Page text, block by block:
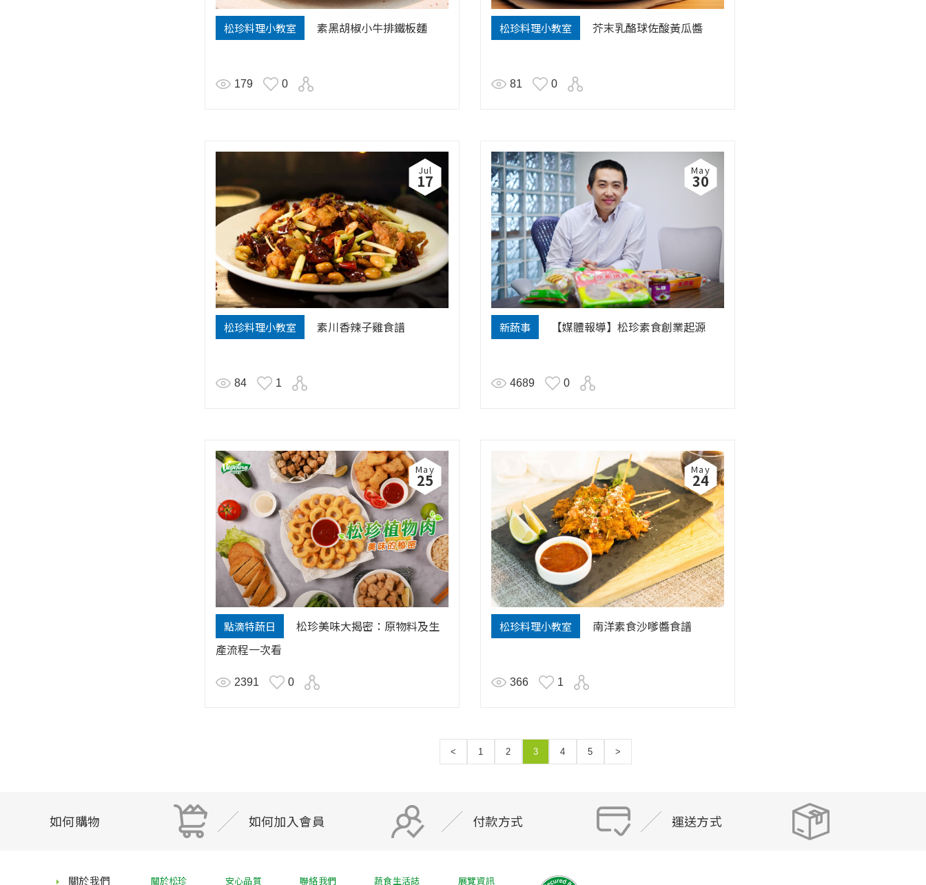
松珍料理小教室 素黑胡椒小牛排鐵板麵
179 0
松珍料理小教室 芥末乳酪球佐酸黃瓜醬
81 0
Jul
17
松珍料理小教室 素川香辣子雞食譜
84 1
May
30
新蔬事 【媒體報導】松珍素食創業起源
4689 0
May
25
點滴特蔬日
松珍美味大揭密：原物料及生
產流程一次看
2391 0
May
24
松珍料理小教室 南洋素食沙嗲醬食譜
366 1
< 1 2 3 4 5 >
如何購物 如何加入會員 付款方式 運送方式
關於我們 關於松珍 安心品質 聯絡我們 蔬食生活誌 展覽資訊